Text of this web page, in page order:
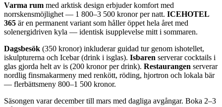
Varma rum med arktisk design erbjuder komfort med
norrskensmöjlighet — 1 800–3 500 kronor per natt. ICEHOTEL
365 är en permanent variant som håller öppet hela året med
solenergidriven kyla — identisk isupplevelse mitt i sommaren.
Dagsbesök (350 kronor) inkluderar guidad tur genom ishotellet,
iskulpturerna och Icebar (drink i isglas). Isbaren serverar cocktails i
glas gjorda helt av is (200 kronor per drink). Restaurangen serverar
nordlig finsmakarmeny med renkött, röding, hjortron och lokala bär
— flerbättsmeny 800–1 500 kronor.
Säsongen varar december till mars med dagliga avgångar. Boka 2–3